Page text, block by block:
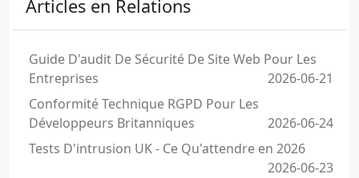
Articles en Relations
Guide D'audit De Sécurité De Site Web Pour Les
Entreprises
2026-06-21
Conformité Technique RGPD Pour Les
Développeurs Britanniques
2026-06-24
Tests D'intrusion UK - Ce Qu'attendre en 2026
2026-06-23